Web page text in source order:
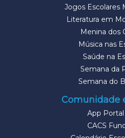
Jogos Escolares
Literatura em
Menina dos
Música nas
Saúde na
Semana da
Semana do
Comunidade
App Portal
CACS